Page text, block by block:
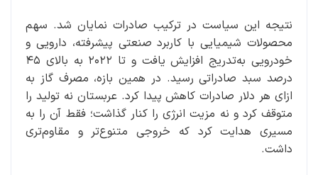
نتیجه این سیاست در ترکیب صادرات نمایان شد. سهم
محصولات شیمیایی با کاربرد صنعتی پیشرفته، دارویی و
خودرویی به‌تدریج افزایش یافت و تا ۲۰۲۲ به بالای ۴۵
درصد سبد صادراتی رسید. در همین بازه، مصرف گاز به
ازای هر دلار صادرات کاهش پیدا کرد. عربستان نه تولید را
متوقف کرد و نه مزیت انرژی را کنار گذاشت؛ فقط آن را به
مسیری هدایت کرد که خروجی متنوع‌تر و مقاوم‌تری
داشت.